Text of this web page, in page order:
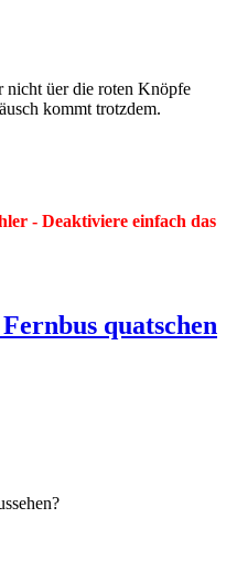
nicht üer die roten Knöpfe
kommt trotzdem.
- Deaktiviere einfach das
quatschen